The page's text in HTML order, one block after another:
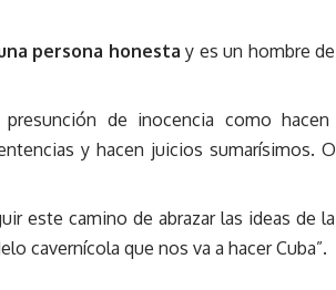
persona honesta y es un hombre de
de inocencia como hacen
y hacen juicios sumarísimos. O
este camino de abrazar las ideas de la
cavernícola que nos va a hacer Cuba”.